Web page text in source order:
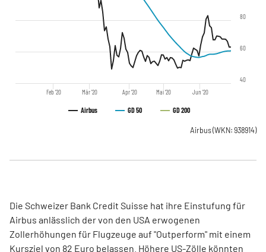
Airbus GD 50 GD 200
Feb '20 Mär '20 Apr '20 Mai '20 Jun '20
40
60
80
Airbus(WKN: 938914)
Die Schweizer Bank Credit Suisse hat ihre Einstufung für
Airbus anlässlich der von den USA erwogenen
Zollerhöhungen für Flugzeuge auf "Outperform" mit einem
Kursziel von 82 Euro belassen. Höhere US-Zölle könnten